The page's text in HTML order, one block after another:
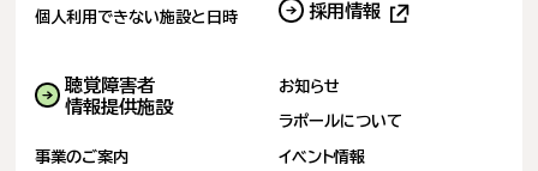
個人利用できない施設と日時(新しいタブで開きます)
聴覚障害者
情報提供施設
事業のご案内
採用情報
(新
タ
で
開
お知らせ
ラポールについて
イベント情報